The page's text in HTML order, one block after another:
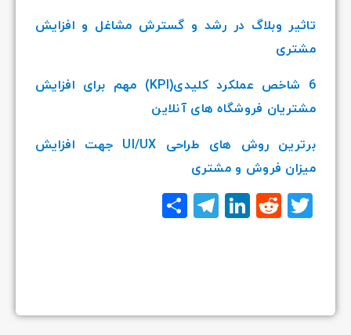
تاثیر وبلاگ در رشد و گسترش مشاغل و افزایش
مشتری
6 شاخص عملکرد کلیدی(KPI) مهم برای افزایش
مشتریان فروشگاه های آنلاین
برترین روش های طراحی UI/UX جهت افزایش
میزان فروش و مشتری
Twitter
Reddit
LinkedIn
Telegram
اشتراک